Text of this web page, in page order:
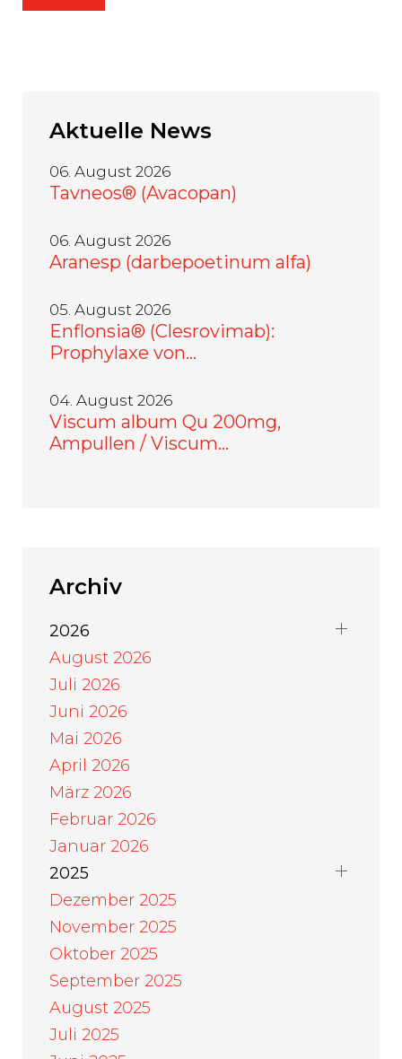
Aktuelle News
06. August 2026
Tavneos® (Avacopan)
06. August 2026
Aranesp (darbepoetinum alfa)
05. August 2026
Enflonsia® (Clesrovimab):
Prophylaxe von…
04. August 2026
Viscum album Qu 200mg,
Ampullen / Viscum…
Archiv
2026
August 2026
Juli 2026
Juni 2026
Mai 2026
April 2026
März 2026
Februar 2026
Januar 2026
2025
Dezember 2025
November 2025
Oktober 2025
September 2025
August 2025
Juli 2025